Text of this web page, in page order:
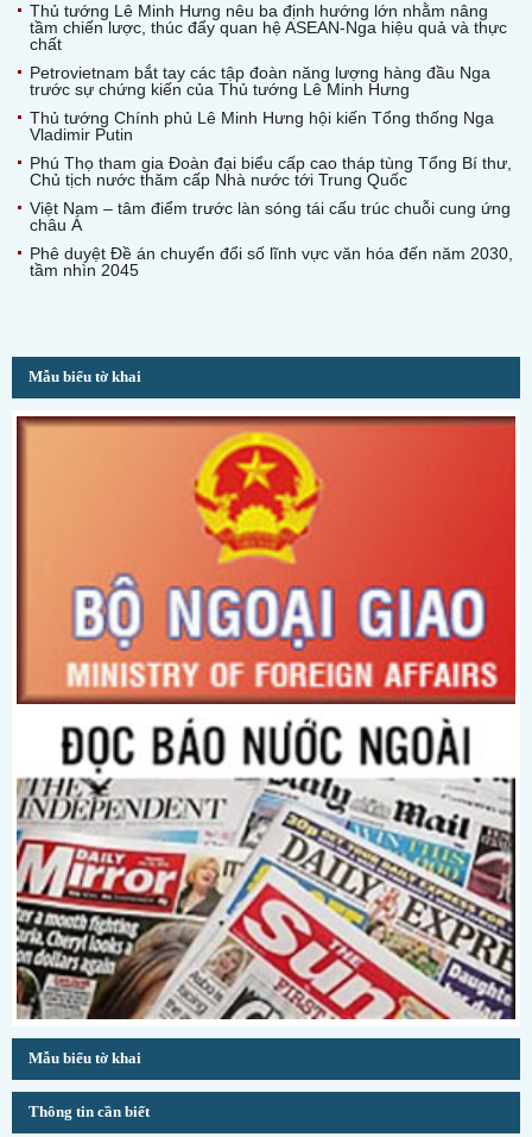
Thủ tướng Lê Minh Hưng nêu ba định hướng lớn nhằm nâng
tầm chiến lược, thúc đẩy quan hệ ASEAN-Nga hiệu quả và thực
chất
Petrovietnam bắt tay các tập đoàn năng lượng hàng đầu Nga
trước sự chứng kiến của Thủ tướng Lê Minh Hưng
Thủ tướng Chính phủ Lê Minh Hưng hội kiến Tổng thống Nga
Vladimir Putin
Phú Thọ tham gia Đoàn đại biểu cấp cao tháp tùng Tổng Bí thư,
Chủ tịch nước thăm cấp Nhà nước tới Trung Quốc
Việt Nam – tâm điểm trước làn sóng tái cấu trúc chuỗi cung ứng
châu Á
Phê duyệt Đề án chuyển đổi số lĩnh vực văn hóa đến năm 2030,
tầm nhìn 2045
Mẫu biểu tờ khai
Mẫu biểu tờ khai
Thông tin cần biết